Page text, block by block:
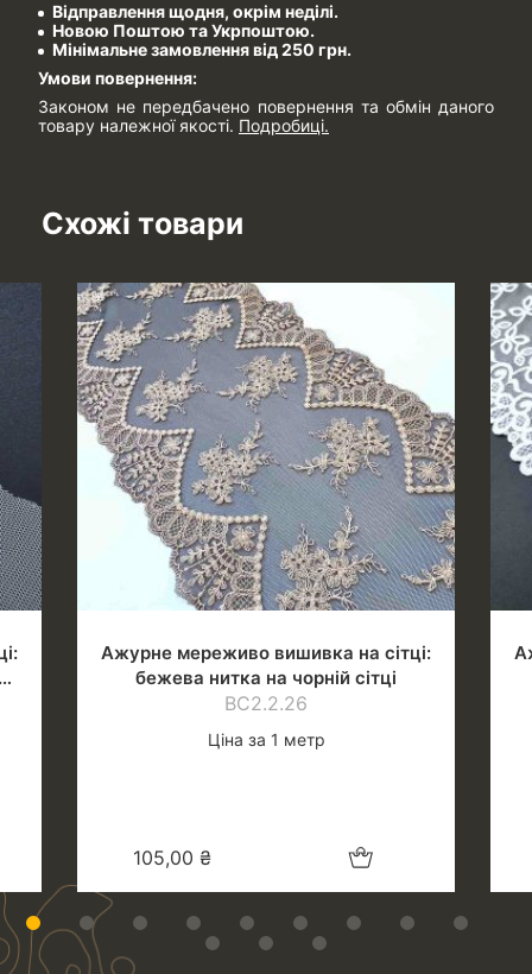
Відправлення щодня, окрім неділі.
Новою Поштою та Укрпоштою.
Мінімальне замовлення від 250 грн.
Умови повернення:
Законом не передбачено повернення та обмін даного
товару належної якості. Подробиці.
Схожі товари
Ажурне мереживо вишивка на сітці:
бежева нитка на чорній сітці
ВС2.2.26
Ціна за 1 метр
105,00 ₴ Додати в кошик
1 2 3 4 5 6 7 8
9
10
11 12